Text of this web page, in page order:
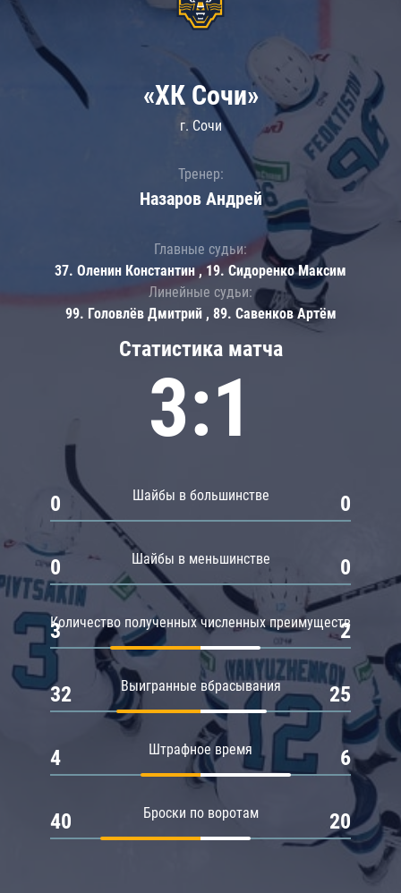
Статистика матча
3:1
Шайбы в большинстве
0 0
Шайбы в меньшинстве
0 0
Количество полученных численных преимуществ
3 2
Выигранные вбрасывания
32 25
Штрафное время
4 6
Броски по воротам
40 20
«ХК Сочи»
г. Сочи
Тренер:
Назаров Андрей
Главные судьи:
37. Оленин Константин , 19. Сидоренко Максим
Линейные судьи:
99. Головлёв Дмитрий , 89. Савенков Артём